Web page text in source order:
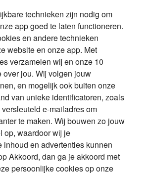
Over Financial Focus
Specialisten
Financial Focus
magazine
The Exit Years
Contact
en over vermogenden.
technieken zijn nodig om
app goed te laten functioneren.
en andere technieken
website en onze app. Met
verzamelen wij en onze 10
over jou. Wij volgen jouw
en mogelijk ook buiten onze
van unieke identificatoren, zoals
e-mailadres om
te maken. Wij bouwen zo jouw
op, waardoor wij je
inhoud en advertenties kunnen
Akkoord, dan ga je akkoord met
persoonlijke cookies op onze